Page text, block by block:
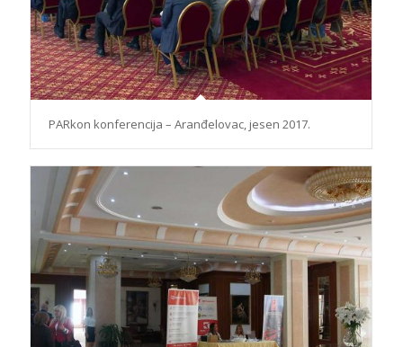
PARkon konferencija – Aranđelovac, jesen 2017.